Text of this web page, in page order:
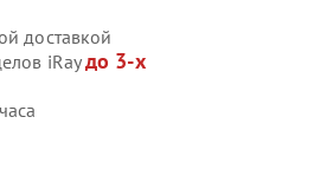
доставкой
iRayдо 3-х